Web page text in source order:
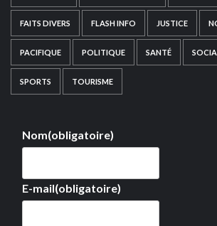
FAITS DIVERS FLASH INFO JUSTICE
PACIFIQUE POLITIQUE SANTÉ
SPORTS TOURISME
Nom(obligatoire)
E-mail(obligatoire)